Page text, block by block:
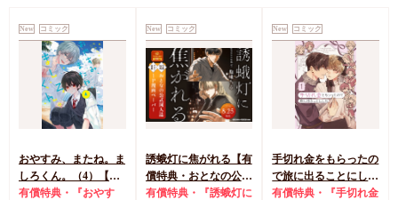
New コミック
おやすみ、またね。ま
しろくん。（4）【有
償特典・おとなの公式
有償特典・『おやす
New コミック
誘蛾灯に焦がれる【有
償特典・おとなの公式
同人誌】
有償特典・『誘蛾灯に
New コミック
手切れ金をもらったの
で旅に出ることにした
（1）【有償特典・漫
有償特典・『手切れ金